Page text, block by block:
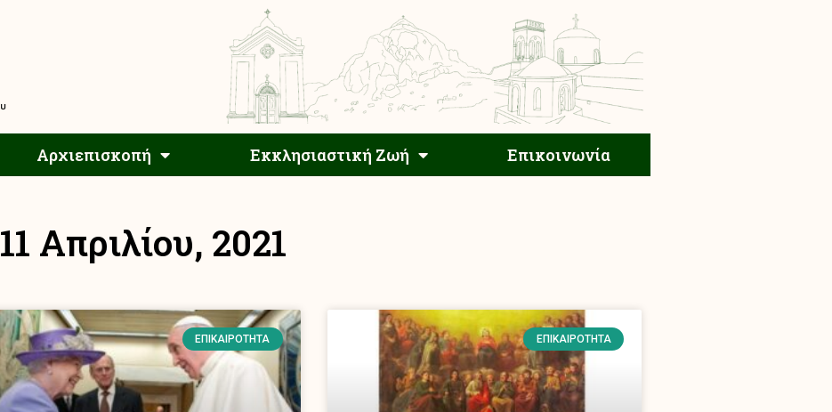
Αρχιεπισκοπή Εκκλησιαστική Ζωή Επικοινωνία
Αρχιεπισκοπή Εκκλησιαστική Ζωή Επικοινωνία
11 Απριλίου, 2021
ΕΠΙΚΑΙΡΌΤΗΤΑ ΕΠΙΚΑΙΡΌΤΗΤΑ